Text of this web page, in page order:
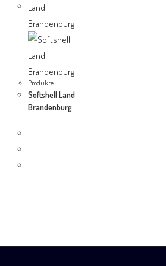
Produkte
Softshell Land
Brandenburg